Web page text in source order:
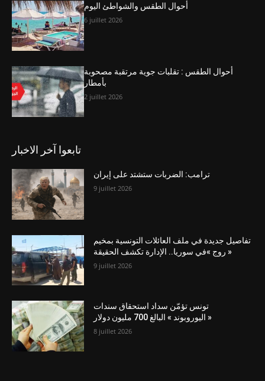
أحوال الطقس والشواطئ اليوم
6 juillet 2026
أحوال الطقس : تقلبات جوية مرتقبة مصحوبة
بأمطار
2 juillet 2026
تابعوا آخر الاخبار
ترامب: الضربات ستشتد على إيران
9 juillet 2026
تفاصيل جديدة في ملف العائلات التونسية بمخيم
« روج »في سوريا.. الإدارة تكشف الحقيقة
9 juillet 2026
تونس تؤمّن سداد استحقاق سندات
« اليوروبوند » البالغ 700 مليون دولار
8 juillet 2026